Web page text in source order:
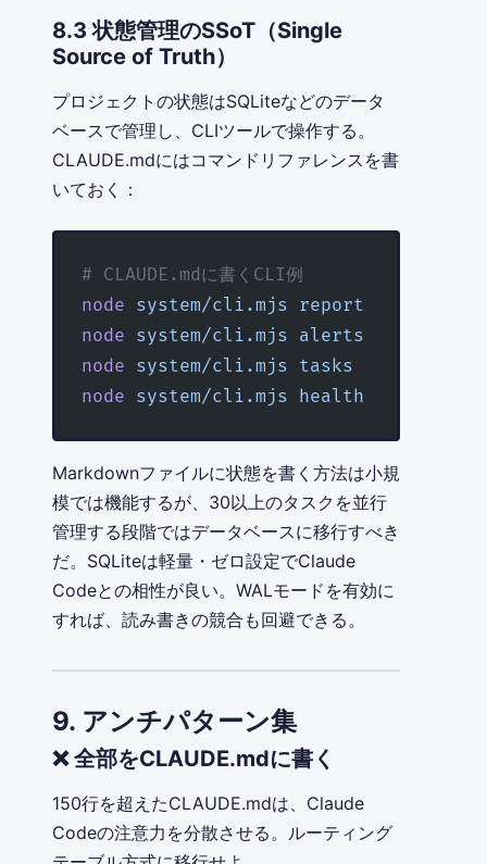
8.3 状態管理のSSoT（Single
Source of Truth）
プロジェクトの状態はSQLiteなどのデータ
ベースで管理し、CLIツールで操作する。
CLAUDE.mdにはコマンドリファレンスを書
いておく：
# CLAUDE.mdに書くCLI例
node system/cli.mjs report
node system/cli.mjs alerts
node system/cli.mjs tasks
node system/cli.mjs health
Markdownファイルに状態を書く方法は小規
模では機能するが、30以上のタスクを並行
管理する段階ではデータベースに移行すべき
だ。SQLiteは軽量・ゼロ設定でClaude
Codeとの相性が良い。WALモードを有効に
すれば、読み書きの競合も回避できる。
9. アンチパターン集
❌ 全部をCLAUDE.mdに書く
150行を超えたCLAUDE.mdは、Claude
Codeの注意力を分散させる。ルーティング